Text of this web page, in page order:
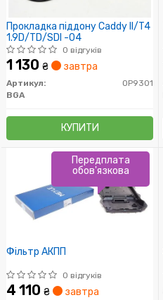
Прокладка піддону Caddy II/T4
1.9D/TD/SDI -04
0 відгуків
1 130 ₴ завтра
Артикул:
OP9301
BGA
КУПИТИ
Фільтр АКПП
0 відгуків
4 110 ₴ завтра
Передплата
обов'язкова